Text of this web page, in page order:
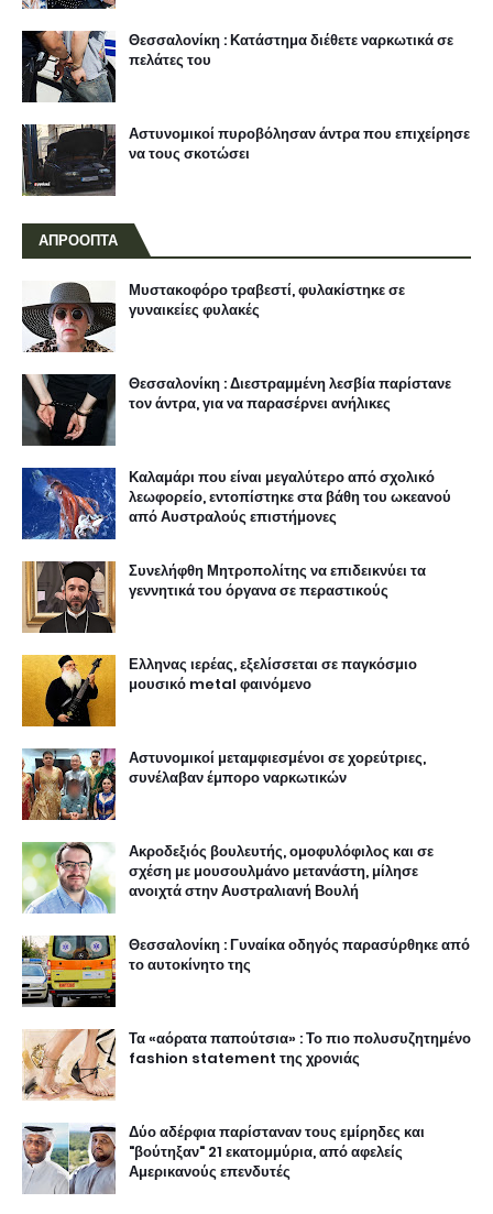
Θεσσαλονίκη : Κατάστημα διέθετε ναρκωτικά σε
πελάτες του
Αστυνομικοί πυροβόλησαν άντρα που επιχείρησε
να τους σκοτώσει
ΑΠΡΟΟΠΤΑ
Μυστακοφόρο τραβεστί, φυλακίστηκε σε
γυναικείες φυλακές
Θεσσαλονίκη : Διεστραμμένη λεσβία παρίστανε
τον άντρα, για να παρασέρνει ανήλικες
Καλαμάρι που είναι μεγαλύτερο από σχολικό
λεωφορείο, εντοπίστηκε στα βάθη του ωκεανού
από Αυστραλούς επιστήμονες
Συνελήφθη Μητροπολίτης να επιδεικνύει τα
γεννητικά του όργανα σε περαστικούς
Ελληνας ιερέας, εξελίσσεται σε παγκόσμιο
μουσικό metal φαινόμενο
Αστυνομικοί μεταμφιεσμένοι σε χορεύτριες,
συνέλαβαν έμπορο ναρκωτικών
Ακροδεξιός βουλευτής, ομοφυλόφιλος και σε
σχέση με μουσουλμάνο μετανάστη, μίλησε
ανοιχτά στην Αυστραλιανή Βουλή
Θεσσαλονίκη : Γυναίκα οδηγός παρασύρθηκε από
το αυτοκίνητο της
Τα «αόρατα παπούτσια» : Το πιο πολυσυζητημένο
fashion statement της χρονιάς
Δύο αδέρφια παρίσταναν τους εμίρηδες και
"βούτηξαν" 21 εκατομμύρια, από αφελείς
Αμερικανούς επενδυτές